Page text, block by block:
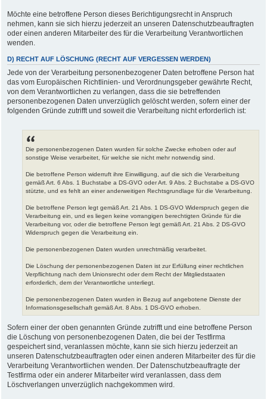
Möchte eine betroffene Person dieses Berichtigungsrecht in Anspruch
nehmen, kann sie sich hierzu jederzeit an unseren Datenschutzbeauftragten
oder einen anderen Mitarbeiter des für die Verarbeitung Verantwortlichen
wenden.
D) RECHT AUF LÖSCHUNG (RECHT AUF VERGESSEN WERDEN)
Jede von der Verarbeitung personenbezogener Daten betroffene Person hat
das vom Europäischen Richtlinien- und Verordnungsgeber gewährte Recht,
von dem Verantwortlichen zu verlangen, dass die sie betreffenden
personenbezogenen Daten unverzüglich gelöscht werden, sofern einer der
folgenden Gründe zutrifft und soweit die Verarbeitung nicht erforderlich ist:
Die personenbezogenen Daten wurden für solche Zwecke erhoben oder auf
sonstige Weise verarbeitet, für welche sie nicht mehr notwendig sind.
Die betroffene Person widerruft ihre Einwilligung, auf die sich die Verarbeitung
gemäß Art. 6 Abs. 1 Buchstabe a DS-GVO oder Art. 9 Abs. 2 Buchstabe a DS-GVO
stützte, und es fehlt an einer anderweitigen Rechtsgrundlage für die Verarbeitung.
Die betroffene Person legt gemäß Art. 21 Abs. 1 DS-GVO Widerspruch gegen die
Verarbeitung ein, und es liegen keine vorrangigen berechtigten Gründe für die
Verarbeitung vor, oder die betroffene Person legt gemäß Art. 21 Abs. 2 DS-GVO
Widerspruch gegen die Verarbeitung ein.
Die personenbezogenen Daten wurden unrechtmäßig verarbeitet.
Die Löschung der personenbezogenen Daten ist zur Erfüllung einer rechtlichen
Verpflichtung nach dem Unionsrecht oder dem Recht der Mitgliedstaaten
erforderlich, dem der Verantwortliche unterliegt.
Die personenbezogenen Daten wurden in Bezug auf angebotene Dienste der
Informationsgesellschaft gemäß Art. 8 Abs. 1 DS-GVO erhoben.
Sofern einer der oben genannten Gründe zutrifft und eine betroffene Person
die Löschung von personenbezogenen Daten, die bei der Testfirma
gespeichert sind, veranlassen möchte, kann sie sich hierzu jederzeit an
unseren Datenschutzbeauftragten oder einen anderen Mitarbeiter des für die
Verarbeitung Verantwortlichen wenden. Der Datenschutzbeauftragte der
Testfirma oder ein anderer Mitarbeiter wird veranlassen, dass dem
Löschverlangen unverzüglich nachgekommen wird.